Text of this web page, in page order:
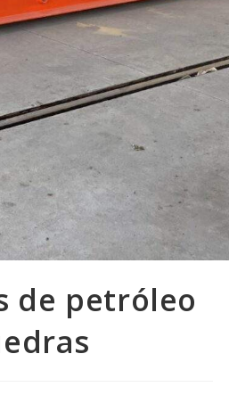
de petróleo